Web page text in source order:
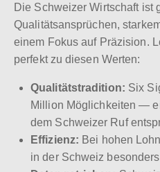
Die Schweizer Wirtschaft ist
Qualitätsansprüchen,
einem Fokus auf Präzision.
perfekt zu diesen Werten:
Qualitätstradition: Six
Million Möglichkeiten —
dem Schweizer Ruf
Effizienz: Bei hohen
in der Schweiz